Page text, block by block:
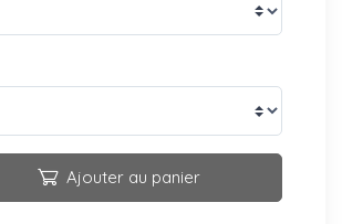
Ajouter au panier